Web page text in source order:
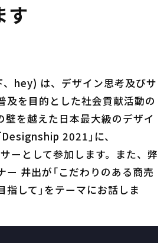
す
hey) は、デザイン思考及びサ
及を目的とした社会貢献活動の
壁を越えた日本最大級のデザイ
2021」に、
ーとして参加します。また、弊
ー 井出が「こだわりのある商売
して」をテーマにお話しま